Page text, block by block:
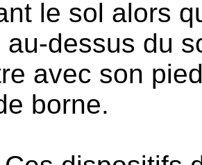
le sol alors
au-dessus du
avec son
borne.